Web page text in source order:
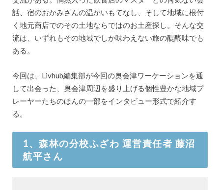
話、宿のおかみさんの温かいもてなし、そして地域に根付
く地元商店でのその土地ならではのお土産探し。そんな交
流は、いずれもその地域でしか味わえない旅の醍醐味でも
ある。
今回は、Livhub編集部が今回の奥会津ワーケーションを通
して出会った、奥会津周辺を盛り上げる個性豊かな地域プ
レーヤーたちのほんの一部をインタビュー形式で紹介す
る。
1、森林の分校ふざわ 運営責任者 藤沼
航平さん